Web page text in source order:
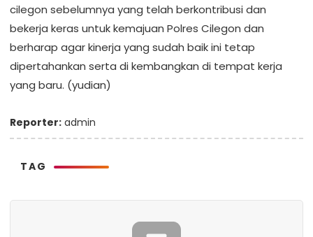
cilegon sebelumnya yang telah berkontribusi dan
bekerja keras untuk kemajuan Polres Cilegon dan
berharap agar kinerja yang sudah baik ini tetap
dipertahankan serta di kembangkan di tempat kerja
yang baru. (yudian)
Reporter: admin
TAG